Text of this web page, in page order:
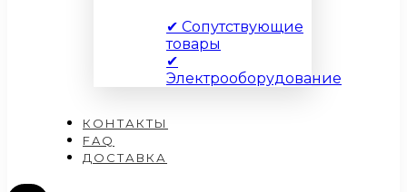
✔ Сопутствующие
товары
✔
Электрооборудование
КОНТАКТЫ
FAQ
ДОСТАВКА